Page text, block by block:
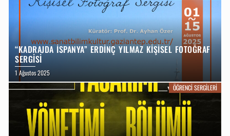
“KADRAJDA İSPANYA” ERDINÇ YILMAZ KIŞISEL FOTOĞRAF
SERGISI
1 Ağustos 2025
ÖĞRENCI SERGILERI